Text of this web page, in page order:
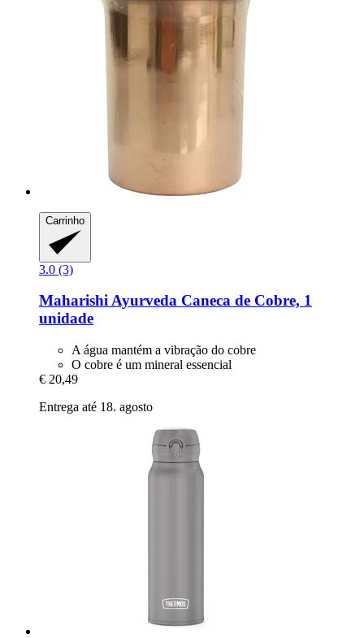
Carrinho
3.0 (3)
Maharishi Ayurveda Caneca de Cobre, 1
unidade
A água mantém a vibração do cobre
O cobre é um mineral essencial
€ 20,49
Entrega até 18. agosto